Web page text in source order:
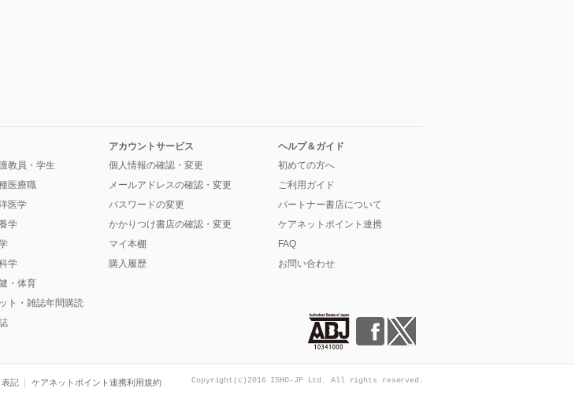
教員・学生
医療職
医学
学
学
・体育
ト・雑誌年間購読
アカウントサービス
個人情報の確認・変更
メールアドレスの確認・変更
パスワードの変更
かかりつけ書店の確認・変更
マイ本棚
購入履歴
ヘルプ＆ガイド
初めての方へ
ご利用ガイド
パートナー書店について
ケアネットポイント連携
FAQ
お問い合わせ
記 ケアネットポイント連携利用規約 Copyright(c)2016 ISHO-JP Ltd. All rights reserved.